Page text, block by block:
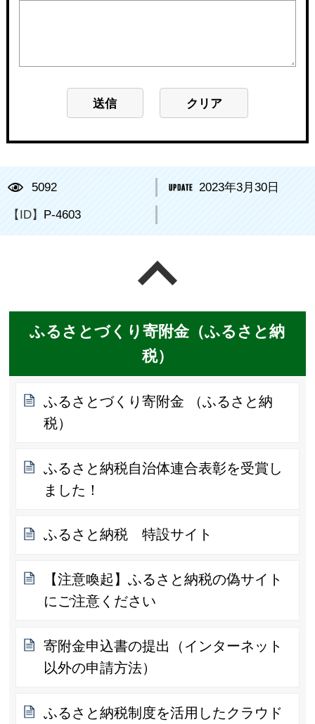
5092 2023年3月30日
【ID】 P-4603
ふるさとづくり寄附金（ふるさと納
税）
ふるさとづくり寄附金 （ふるさと納
税）
ふるさと納税自治体連合表彰を受賞し
ました！
ふるさと納税 特設サイト
【注意喚起】ふるさと納税の偽サイト
にご注意ください
寄附金申込書の提出（インターネット
以外の申請方法）
ふるさと納税制度を活用したクラウド